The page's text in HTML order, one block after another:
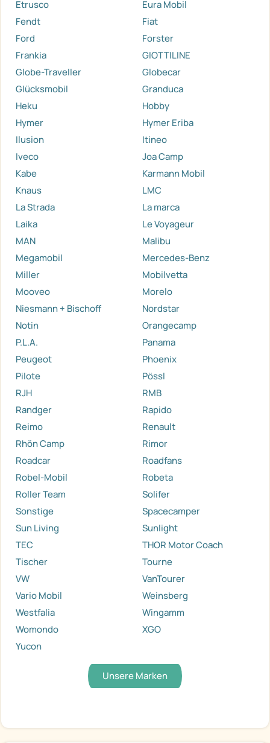
Etrusco
Eura Mobil
Fendt
Fiat
Ford
Forster
Frankia
GIOTTILINE
Globe-Traveller
Globecar
Glücksmobil
Granduca
Heku
Hobby
Hymer
Hymer Eriba
Ilusion
Itineo
Iveco
Joa Camp
Kabe
Karmann Mobil
Knaus
LMC
La Strada
La marca
Laika
Le Voyageur
MAN
Malibu
Megamobil
Mercedes-Benz
Miller
Mobilvetta
Mooveo
Morelo
Niesmann + Bischoff
Nordstar
Notin
Orangecamp
P.L.A.
Panama
Peugeot
Phoenix
Pilote
Pössl
RJH
RMB
Randger
Rapido
Reimo
Renault
Rhön Camp
Rimor
Roadcar
Roadfans
Robel-Mobil
Robeta
Roller Team
Solifer
Sonstige
Spacecamper
Sun Living
Sunlight
TEC
THOR Motor Coach
Tischer
Tourne
VW
VanTourer
Vario Mobil
Weinsberg
Westfalia
Wingamm
Womondo
XGO
Yucon
Unsere Marken